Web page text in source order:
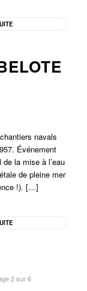
navals
Événement
la mise à l’eau
de pleine mer
!). […]
2 sur 6